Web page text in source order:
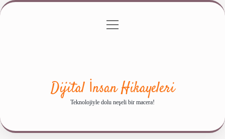
Gizlilik Politikası
menüyü
Dijital İnsan Hikayeleri
Teknolojiyle dolu neşeli bir macera!